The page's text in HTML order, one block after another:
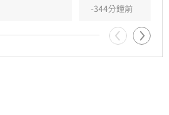
公益，看充滿正能量的人設，
-344分鐘前